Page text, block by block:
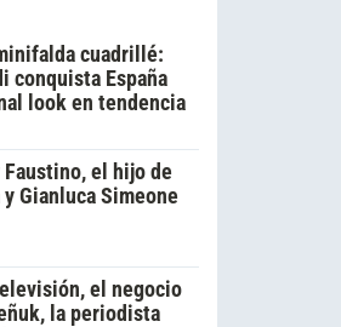
cuadrillé:
conquista España
look en tendencia
el hijo de
y Gianluca Simeone
el negocio
la periodista